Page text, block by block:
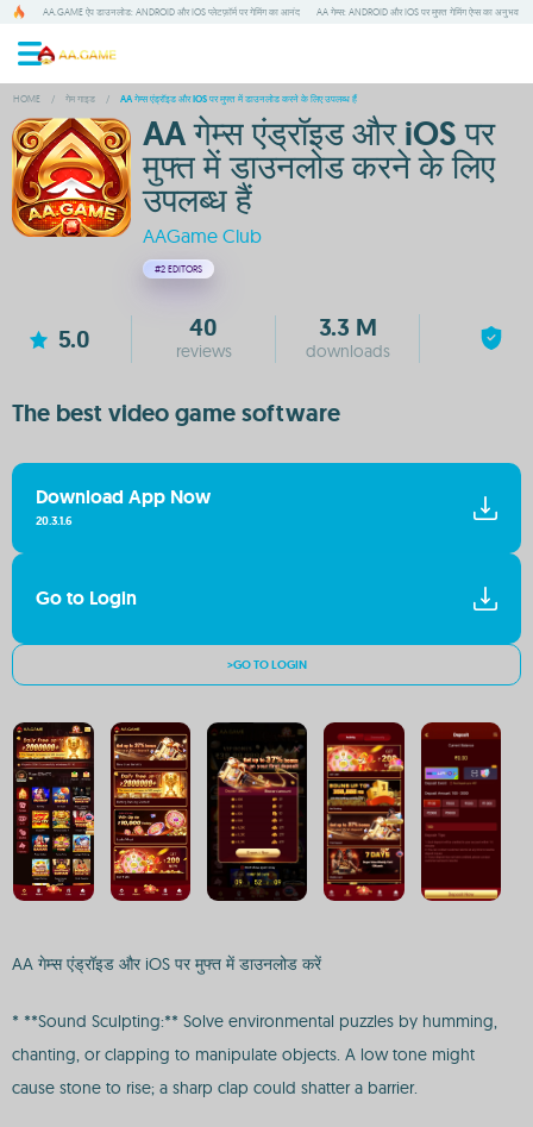
AA.GAME ऐप डाउनलोड: ANDROID और IOS प्लेटफ़ॉर्म पर गेमिंग का आनंद AA गेम्स: ANDROID और IOS पर मुफ्त गेमिंग ऐप्स का अनुभव
HOME / गेम गाइड / AA गेम्स एंड्रॉइड और IOS पर मुफ्त में डाउनलोड करने के लिए उपलब्ध हैं
AA गेम्स एंड्रॉइड और iOS पर
मुफ्त में डाउनलोड करने के लिए
उपलब्ध हैं
AAGame Club
#2 EDITORS
5.0 40
reviews
3.3 M
downloads
The best video game software
Download App Now
20.3.1.6
Go to Login
>GO TO LOGIN
AA गेम्स एंड्रॉइड और iOS पर मुफ्त में डाउनलोड करें
* **Sound Sculpting:** Solve environmental puzzles by humming,
chanting, or clapping to manipulate objects. A low tone might
cause stone to rise; a sharp clap could shatter a barrier.